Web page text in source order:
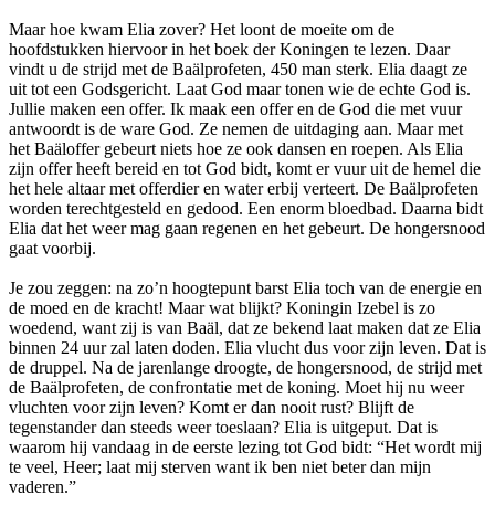
Maar hoe kwam Elia zover? Het loont de moeite om de
hoofdstukken hiervoor in het boek der Koningen te lezen. Daar
vindt u de strijd met de Baälprofeten, 450 man sterk. Elia daagt ze
uit tot een Godsgericht. Laat God maar tonen wie de echte God is.
Jullie maken een offer. Ik maak een offer en de God die met vuur
antwoordt is de ware God. Ze nemen de uitdaging aan. Maar met
het Baäloffer gebeurt niets hoe ze ook dansen en roepen. Als Elia
zijn offer heeft bereid en tot God bidt, komt er vuur uit de hemel die
het hele altaar met offerdier en water erbij verteert. De Baälprofeten
worden terechtgesteld en gedood. Een enorm bloedbad. Daarna bidt
Elia dat het weer mag gaan regenen en het gebeurt. De hongersnood
gaat voorbij.
Je zou zeggen: na zo’n hoogtepunt barst Elia toch van de energie en
de moed en de kracht! Maar wat blijkt? Koningin Izebel is zo
woedend, want zij is van Baäl, dat ze bekend laat maken dat ze Elia
binnen 24 uur zal laten doden. Elia vlucht dus voor zijn leven. Dat is
de druppel. Na de jarenlange droogte, de hongersnood, de strijd met
de Baälprofeten, de confrontatie met de koning. Moet hij nu weer
vluchten voor zijn leven? Komt er dan nooit rust? Blijft de
tegenstander dan steeds weer toeslaan? Elia is uitgeput. Dat is
waarom hij vandaag in de eerste lezing tot God bidt: “Het wordt mij
te veel, Heer; laat mij sterven want ik ben niet beter dan mijn
vaderen.”